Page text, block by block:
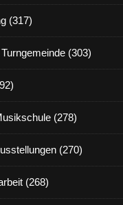
(317)
(303)
(278)
(270)
(268)